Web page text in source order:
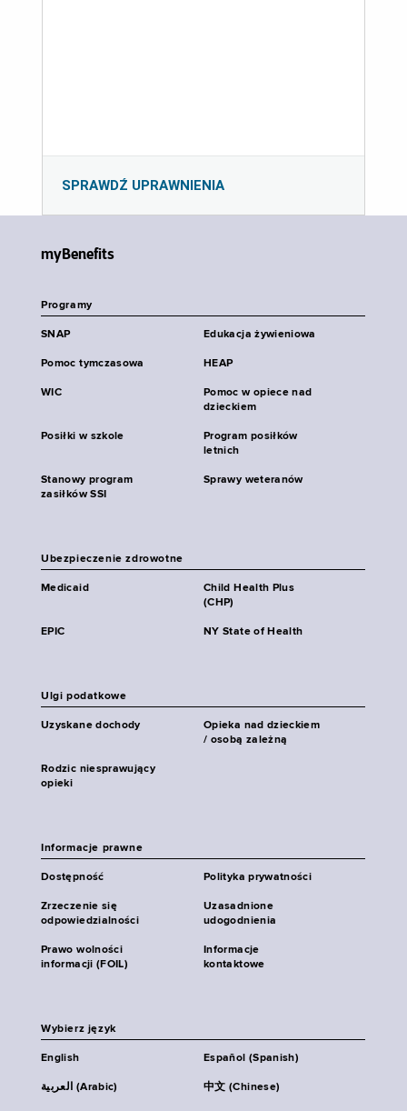
SPRAWDŹ UPRAWNIENIA
myBenefits
Programy
SNAP Edukacja żywieniowa
Pomoc tymczasowa HEAP
WIC
Pomoc w opiece nad
dzieckiem
Posiłki w szkole
Program posiłków
letnich
Stanowy program
zasiłków SSI
Sprawy weteranów
Ubezpieczenie zdrowotne
Medicaid
Child Health Plus
(CHP)
EPIC NY State of Health
Ulgi podatkowe
Uzyskane dochody
Opieka nad dzieckiem
/ osobą zależną
Rodzic niesprawujący
opieki
Informacje prawne
Dostępność Polityka prywatności
Zrzeczenie się
odpowiedzialności
Uzasadnione
udogodnienia
Prawo wolności
informacji (FOIL)
Informacje
kontaktowe
Wybierz język
English Español (Spanish)
العربية (Arabic) 中文 (Chinese)